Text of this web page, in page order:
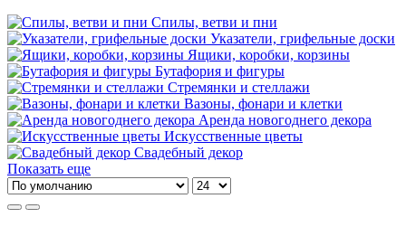
Спилы, ветви и пни
Указатели, грифельные доски
Ящики, коробки, корзины
Бутафория и фигуры
Стремянки и стеллажи
Вазоны, фонари и клетки
Аренда новогоднего декора
Искусственные цветы
Свадебный декор
Показать еще